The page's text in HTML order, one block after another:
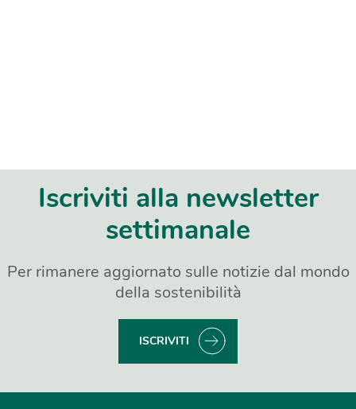
Iscriviti alla newsletter
settimanale
Per rimanere aggiornato sulle notizie dal mondo
della sostenibilità
ISCRIVITI